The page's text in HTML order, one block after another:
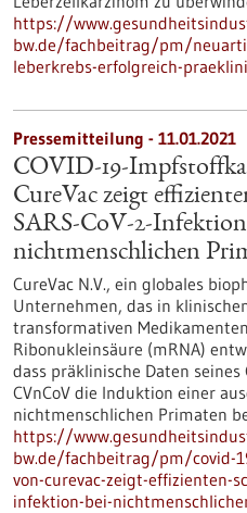
https://
bw.de/fachbeitrag/pm/
leberkrebs-erfolgreich-
Pressemitteilung - 11.01.2021
COVID-19-
CureVac zeigt
SARS-CoV-2-
nichtmenschlichen
CureVac N.V., ein globales
Unternehmen, das in
transformativen
Ribonukleinsäure (mRNA)
dass präklinische Daten
CVnCoV die Induktion einer
nichtmenschlichen Primaten
https://
bw.de/fachbeitrag/pm/covid-
von-curevac-zeigt-effizienten-
infektion-bei-